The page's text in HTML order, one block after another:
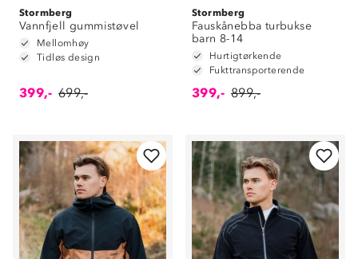
Stormberg
Vannfjell gummistøvel
Mellomhøy
Tidløs design
399,- 699,-
Stormberg
Fauskånebba turbukse
barn 8-14
Hurtigtørkende
Fukttransporterende
399,- 899,-